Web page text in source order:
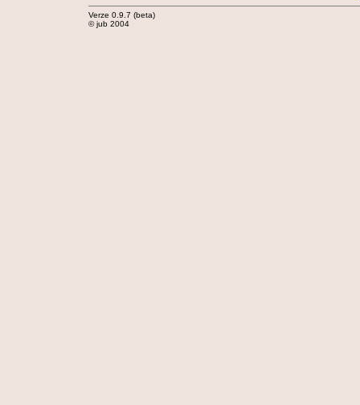
Verze 0.9.7 (beta)
© jub 2004